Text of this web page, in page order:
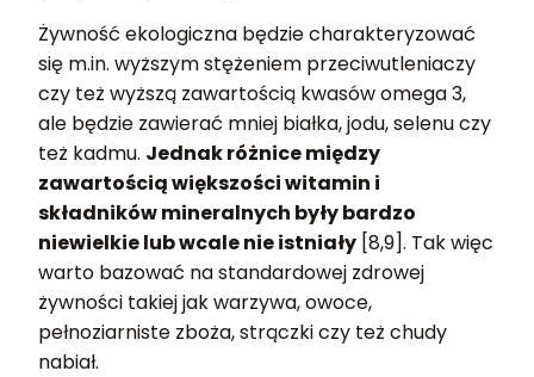
Żywność ekologiczna będzie charakteryzować
się m.in. wyższym stężeniem przeciwutleniaczy
czy też wyższą zawartością kwasów omega 3,
ale będzie zawierać mniej białka, jodu, selenu czy
też kadmu. Jednak różnice między
zawartością większości witamin i
składników mineralnych były bardzo
niewielkie lub wcale nie istniały [8,9]. Tak więc
warto bazować na standardowej zdrowej
żywności takiej jak warzywa, owoce,
pełnoziarniste zboża, strączki czy też chudy
nabiał.